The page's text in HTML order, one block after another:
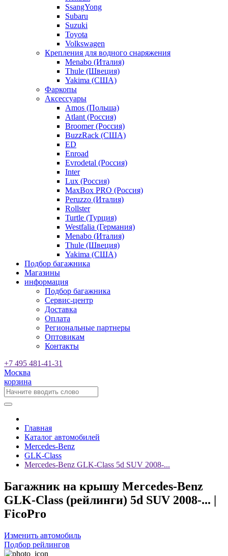
SsangYong
Subaru
Suzuki
Toyota
Volkswagen
Крепления для водного снаряжения
Menabo (Италия)
Thule (Швеция)
Yakima (США)
Фаркопы
Аксессуары
Amos (Польша)
Atlant (Россия)
Broomer (Россия)
BuzzRack (США)
ED
Enroad
Evrodetal (Россия)
Inter
Lux (Россия)
MaxBox PRO (Россия)
Peruzzo (Италия)
Rollster
Turtle (Турция)
Westfalia (Германия)
Menabo (Италия)
Thule (Швеция)
Yakima (США)
Подбор багажника
Магазины
информация
Подбор багажника
Сервис-центр
Доставка
Оплата
Региональные партнеры
Оптовикам
Контакты
+7 495 481-41-31
Москва
корзина
Главная
Каталог автомобилей
Mercedes-Benz
GLK-Class
Mercedes-Benz GLK-Class 5d SUV 2008-...
Багажник на крышу Mercedes-Benz
GLK-Class (рейлинги) 5d SUV 2008-... |
FicoPro
Изменить автомобиль
Подбор рейлингов